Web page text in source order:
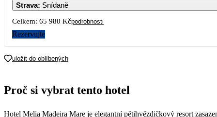
Strava: Snídaně
Celkem: 65 980 Kčpodrobnosti
Rezervujte
uložit do oblíbených
Proč si vybrat tento hotel
Hotel Melia Madeira Mare je elegantní pětihvězdičkový resort